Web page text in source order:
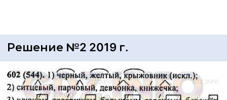
Решение №2 2019 г.